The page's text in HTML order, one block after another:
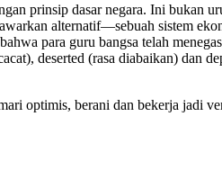
prinsip dasar negara. Ini bukan
alternatif—sebuah sistem
para guru bangsa telah
deserted (rasa diabaikan) dan
optimis, berani dan bekerja jadi